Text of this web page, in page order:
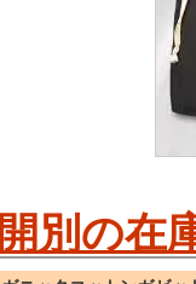
開別の在